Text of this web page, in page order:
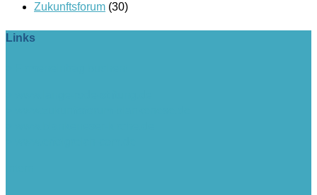
Zukunftsforum (30)
Links